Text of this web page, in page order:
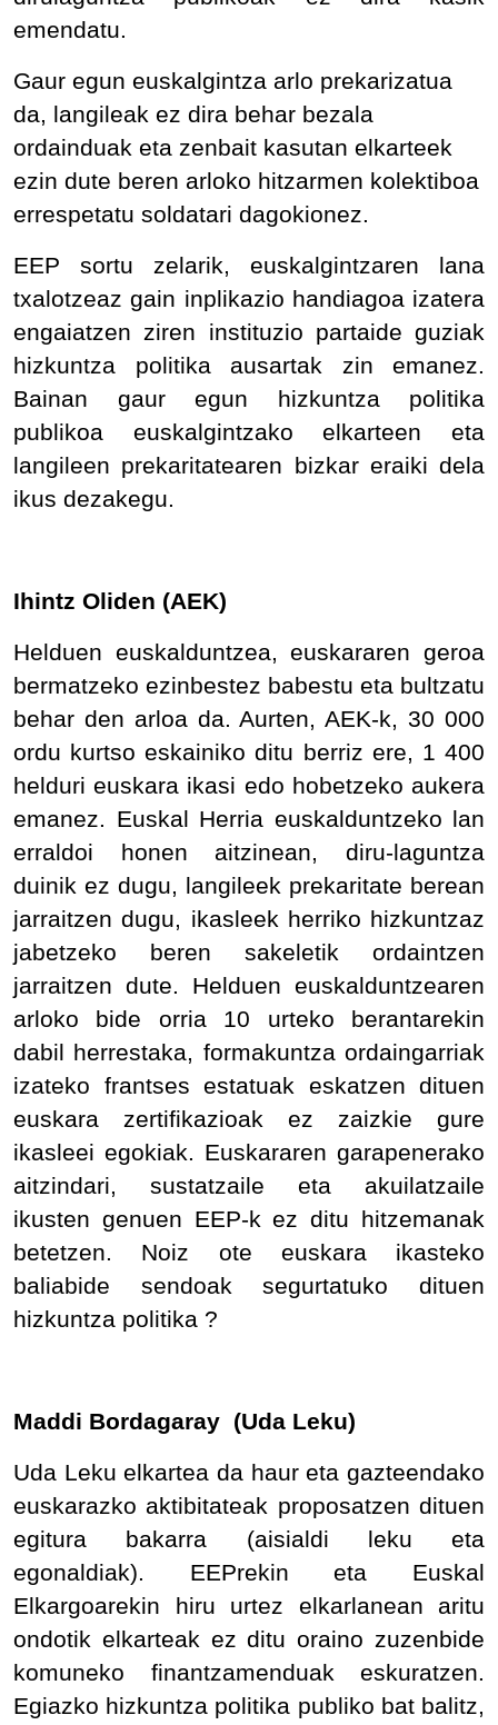
emendatu.
Gaur egun euskalgintza arlo prekarizatua
da, langileak ez dira behar bezala
ordainduak eta zenbait kasutan elkarteek
ezin dute beren arloko hitzarmen kolektiboa
errespetatu soldatari dagokionez.
EEP sortu zelarik, euskalgintzaren lana
txalotzeaz gain inplikazio handiagoa izatera
engaiatzen ziren instituzio partaide guziak
hizkuntza politika ausartak zin emanez.
Bainan gaur egun hizkuntza politika
publikoa euskalgintzako elkarteen eta
langileen prekaritatearen bizkar eraiki dela
ikus dezakegu.
Ihintz Oliden (AEK)
Helduen euskalduntzea, euskararen geroa
bermatzeko ezinbestez babestu eta bultzatu
behar den arloa da. Aurten, AEK-k, 30 000
ordu kurtso eskainiko ditu berriz ere, 1 400
helduri euskara ikasi edo hobetzeko aukera
emanez. Euskal Herria euskalduntzeko lan
erraldoi honen aitzinean, diru-laguntza
duinik ez dugu, langileek prekaritate berean
jarraitzen dugu, ikasleek herriko hizkuntzaz
jabetzeko beren sakeletik ordaintzen
jarraitzen dute. Helduen euskalduntzearen
arloko bide orria 10 urteko berantarekin
dabil herrestaka, formakuntza ordaingarriak
izateko frantses estatuak eskatzen dituen
euskara zertifikazioak ez zaizkie gure
ikasleei egokiak. Euskararen garapenerako
aitzindari, sustatzaile eta akuilatzaile
ikusten genuen EEP-k ez ditu hitzemanak
betetzen. Noiz ote euskara ikasteko
baliabide sendoak segurtatuko dituen
hizkuntza politika ?
Maddi Bordagaray (Uda Leku)
Uda Leku elkartea da haur eta gazteendako
euskarazko aktibitateak proposatzen dituen
egitura bakarra (aisialdi leku eta
egonaldiak). EEPrekin eta Euskal
Elkargoarekin hiru urtez elkarlanean aritu
ondotik elkarteak ez ditu oraino zuzenbide
komuneko finantzamenduak eskuratzen.
Egiazko hizkuntza politika publiko bat balitz,